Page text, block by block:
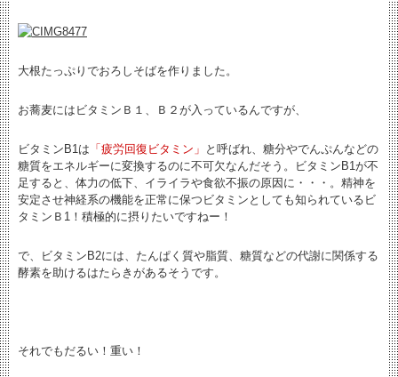
大根たっぷりでおろしそばを作りました。
お蕎麦にはビタミンＢ１、Ｂ２が入っているんですが、
ビタミンB1は 「疲労回復ビタミン」 と呼ばれ、糖分やでんぷんなどの
糖質をエネルギーに変換するのに不可欠なんだそう。ビタミンB1が不
足すると、体力の低下、イライラや食欲不振の原因に・・・。精神を
安定させ神経系の機能を正常に保つビタミンとしても知られているビ
タミンＢ1！積極的に摂りたいですねー！
で、ビタミンB2には、たんぱく質や脂質、糖質などの代謝に関係する
酵素を助けるはたらきがあるそうです。
それでもだるい！重い！